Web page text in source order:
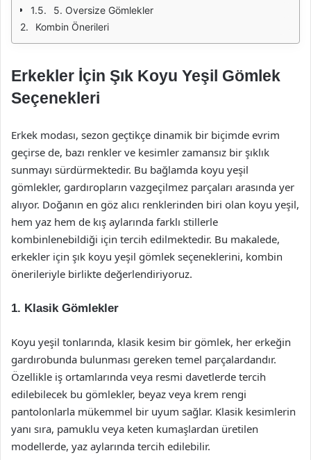
5. Oversize Gömlekler
Kombin Önerileri
Erkekler İçin Şık Koyu Yeşil Gömlek
Seçenekleri
Erkek modası, sezon geçtikçe dinamik bir biçimde evrim
geçirse de, bazı renkler ve kesimler zamansız bir şıklık
sunmayı sürdürmektedir. Bu bağlamda koyu yeşil
gömlekler, gardıropların vazgeçilmez parçaları arasında yer
alıyor. Doğanın en göz alıcı renklerinden biri olan koyu yeşil,
hem yaz hem de kış aylarında farklı stillerle
kombinlenebildiği için tercih edilmektedir. Bu makalede,
erkekler için şık koyu yeşil gömlek seçeneklerini, kombin
önerileriyle birlikte değerlendiriyoruz.
1. Klasik Gömlekler
Koyu yeşil tonlarında, klasik kesim bir gömlek, her erkeğin
gardırobunda bulunması gereken temel parçalardandır.
Özellikle iş ortamlarında veya resmi davetlerde tercih
edilebilecek bu gömlekler, beyaz veya krem rengi
pantolonlarla mükemmel bir uyum sağlar. Klasik kesimlerin
yanı sıra, pamuklu veya keten kumaşlardan üretilen
modellerde, yaz aylarında tercih edilebilir.